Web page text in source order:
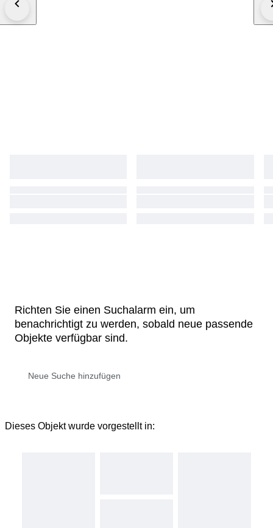
Richten Sie einen Suchalarm ein, um
benachrichtigt zu werden, sobald neue passende
Objekte verfügbar sind.
Dieses Objekt wurde vorgestellt in: